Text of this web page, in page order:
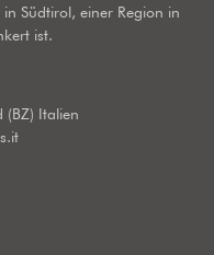
Südtirol, einer Region in
ist.
(BZ) Italien